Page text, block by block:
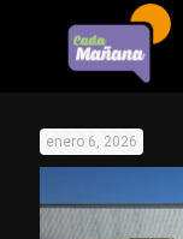
enero 6, 2026